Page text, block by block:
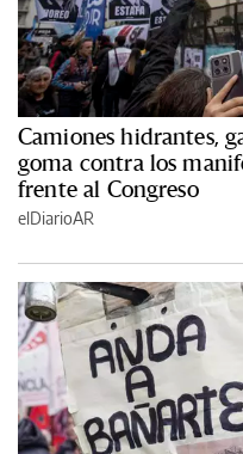
Camiones hidrantes,
goma contra los
frente al Congreso
elDiarioAR